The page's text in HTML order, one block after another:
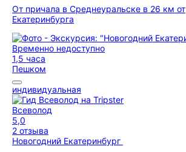
От причала в Среднеуральске в 26 км от
Екатеринбурга
Временно недоступно
1,5 часа
Пешком
индивидуальная
Всеволод
5,0
2 отзыва
Новогодний Екатеринбург